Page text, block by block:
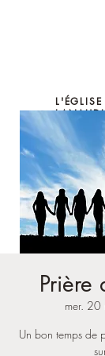
Prière
mer. 20
Un bon temps de